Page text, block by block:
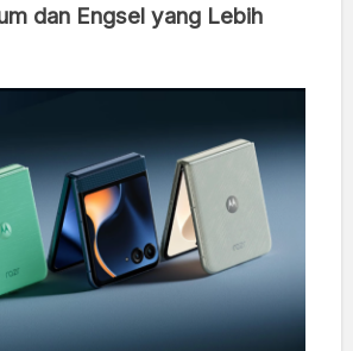
dan Engsel yang Lebih